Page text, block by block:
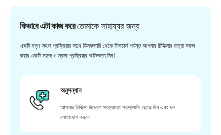
কিভাবে এটা কাজ করেতোমাকে সাহায্যর জন্য
একটি মসৃণ সহজ প্রক্রিয়ার সাথে ডিসকভারি থেকে ডিসচার্জ পর্যন্ত আপনার চিকিত্সার যাত্রা সফল
করার একটি সহজ ও স্বচ্ছ প্রক্রিয়ার অভিজ্ঞতা নিন।
অনুসন্ধান
আপনার চিকিত্সা উদ্বেগ সংক্রান্ত প্রশ্নগুলি ছেড়ে দিন এবং দল
যোগাযোগ করবে